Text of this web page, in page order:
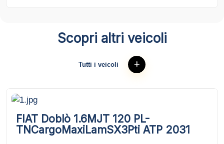
Scopri altri veicoli
Tutti i veicoli
FIAT Doblò 1.6MJT 120 PL-
TNCargoMaxiLamSX3Pti ATP 2031